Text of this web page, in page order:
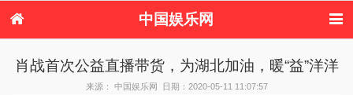
中国娱乐网
电视剧
演唱会 综艺节目
偶像活动
肖战首次公益直播带货，为湖北加油，暖“益”洋洋
来源： 中国娱乐网 日期：2020-05-11 11:07:57